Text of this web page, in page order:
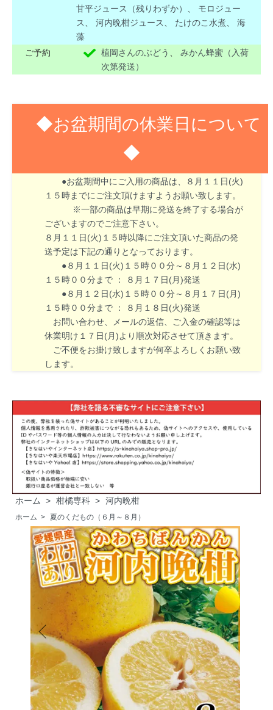
甘平ジュース（残りわずか）
モロジュー
ス
、河内晩柑ジュース たけのこ水煮 、海
藻
ご予約
植岡さんのぶどう 、みかん蜂蜜（入荷
次第発送）
◆お盆期間の休業日について
◆
８月１３日(木)～１６日(日)はお盆期間のため休業
●お盆期間中にご入用の商品は、８月１１日(火)
１５時までにご注文頂けますようお願い致します。
※一部の商品は早期に発送を終了する場合が
ございますのでご注意下さい。
８月１１日(火)１５時以降にご注文頂いた商品の発
送予定は下記の通りとなっております。
●８月１１日(火)１５時００分～８月１２日(水)
１５時００分まで ： ８月１７日(月)発送
●８月１２日(水)１５時００分～８月１７日(月)
１５時００分まで ： ８月１８日(火)発送
お問い合わせ、メールの返信、ご入金の確認等は
休業明け１７日(月)より順次対応させて頂きます。
ご不便をお掛け致しますが何卒よろしくお願い致
します。
ホーム > 柑橘専科 > 河内晩柑
ホーム > 夏のくだもの（６月～８月）